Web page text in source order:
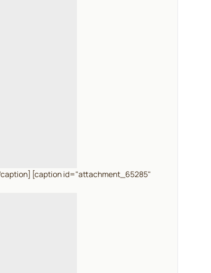
[caption id="attachment_65285"